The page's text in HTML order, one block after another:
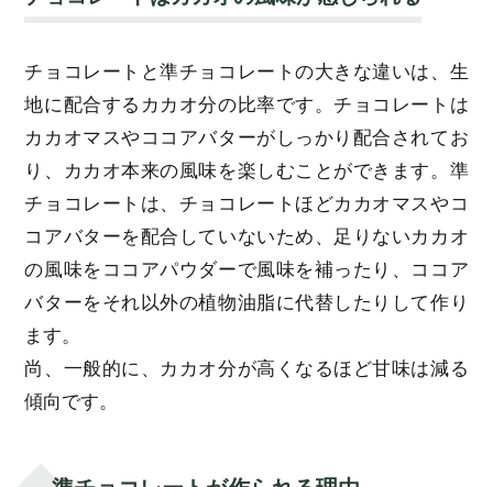
チョコレートと準チョコレートの大きな違いは、生
地に配合するカカオ分の比率です。チョコレートは
カカオマスやココアバターがしっかり配合されてお
り、カカオ本来の風味を楽しむことができます。準
チョコレートは、チョコレートほどカカオマスやコ
コアバターを配合していないため、足りないカカオ
の風味をココアパウダーで風味を補ったり、ココア
バターをそれ以外の植物油脂に代替したりして作り
ます。
尚、一般的に、カカオ分が高くなるほど甘味は減る
傾向です。